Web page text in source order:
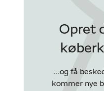
Opret
...og få
kommer nye